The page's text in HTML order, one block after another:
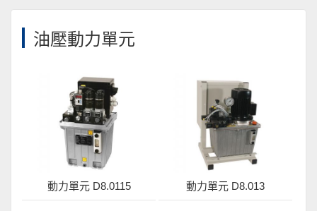
油壓動力單元
動力單元 D8.0115 動力單元 D8.013